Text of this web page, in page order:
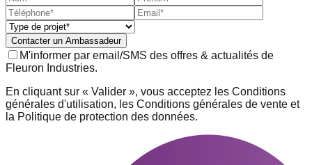
Contacter un Ambassadeur
M'informer par email/SMS des offres & actualités de
Fleuron Industries.
En cliquant sur « Valider », vous acceptez les Conditions
générales d'utilisation, les Conditions générales de vente et
la Politique de protection des données.